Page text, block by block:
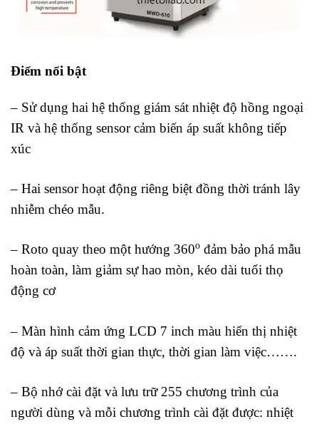
Điểm nổi bật
– Sử dụng hai hệ thống giám sát nhiệt độ hồng ngoại
IR và hệ thống sensor cảm biến áp suất không tiếp
xúc
– Hai sensor hoạt động riêng biệt đồng thời tránh lây
nhiễm chéo mẫu.
– Roto quay theo một hướng 360o đảm bảo phá mẫu
hoàn toàn, làm giảm sự hao mòn, kéo dài tuổi thọ
động cơ
– Màn hình cảm ứng LCD 7 inch màu hiển thị nhiệt
độ và áp suất thời gian thực, thời gian làm việc…….
– Bộ nhớ cài đặt và lưu trữ 255 chương trình của
người dùng và mỗi chương trình cài đặt được: nhiệt